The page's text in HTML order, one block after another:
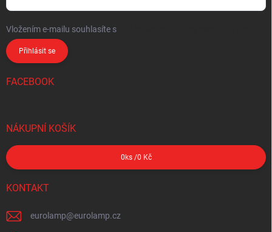
Vložením e-mailu souhlasíte s
Přihlásit se
FACEBOOK
NÁKUPNÍ KOŠÍK
0 ks /0 Kč
KONTAKT
eurolamp@eurolamp.cz